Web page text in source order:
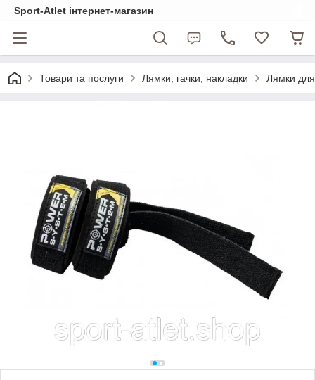
Sport-Atlet інтернет-магазин
Товари та послуги Лямки, гачки, накладки Лямки